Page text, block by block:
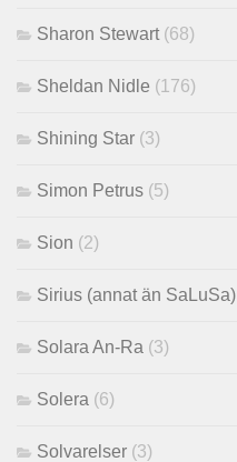
Sharon Stewart (68)
Sheldan Nidle (176)
Shining Star (3)
Simon Petrus (5)
Sion (2)
Sirius (annat än SaLuSa)
Solara An-Ra (3)
Solera (6)
Solvarelser (3)